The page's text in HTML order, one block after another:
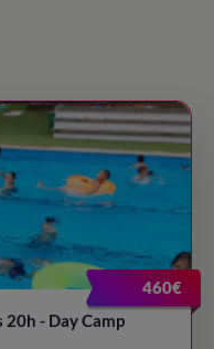
460€
- Day Camp